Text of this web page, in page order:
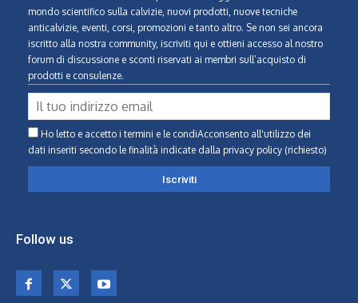
mondo scientifico sulla calvizie, nuovi prodotti, nuove tecniche
anticalvizie, eventi, corsi, promozioni e tanto altro. Se non sei ancora
iscritto alla nostra community, iscriviti qui e ottieni accesso al nostro
forum di discussione e sconti riservati ai membri sull’acquisto di
prodotti e consulenze.
Ho letto e accetto i termini e le condiAcconsento all'utilizzo dei
dati inseriti secondo le finalità indicate dalla privacy policy (richiesto)
Follow us